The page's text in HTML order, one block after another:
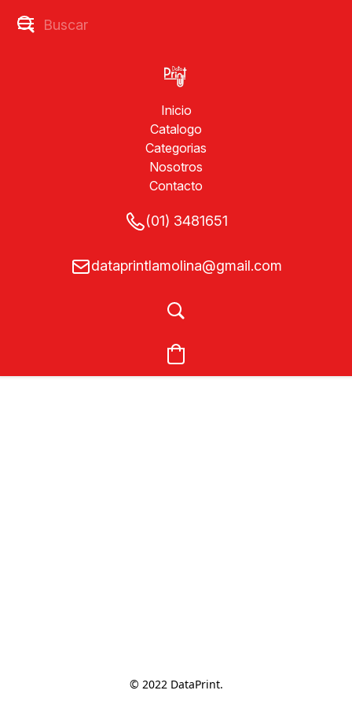
Inicio
Catalogo
Categorias
Nosotros
Contacto
(01) 3481651
dataprintlamolina@gmail.com
© 2022 DataPrint.